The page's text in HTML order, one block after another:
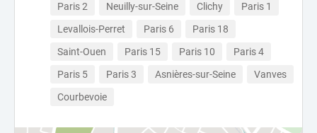
Paris 2
Neuilly-sur-Seine Clichy
Paris 1
Levallois-Perret
Paris 6
Paris 18
Saint-Ouen
Paris 15 Paris 10
Paris 4
Paris 5
Paris 3 Asnières-sur-Seine
Vanves
Courbevoie